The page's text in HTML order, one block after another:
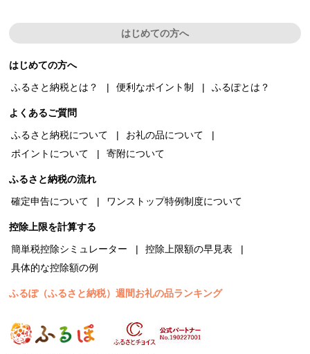
はじめての方へ
はじめての方へ
ふるさと納税とは？
便利なポイント制 ふるぽとは？
よくあるご質問
ふるさと納税について
お礼の品について
ポイントについて
寄附について
ふるさと納税の流れ
確定申告について
ワンストップ特例制度について
控除上限を計算する
簡単税控除シミュレーター
控除上限額の早見表
具体的な控除額の例
ふるぽ（ふるさと納税）週間お礼の品ランキング